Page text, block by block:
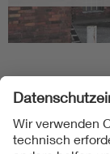
Folgen Sie uns